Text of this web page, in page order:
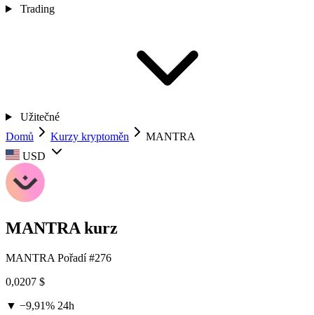
Trading
Užitečné
Domů
Kurzy kryptoměn
MANTRA
USD
MANTRA kurz
MANTRA Pořadí #276
0,0207 $
▼ −9,91% 24h